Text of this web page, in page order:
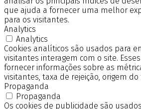
que ajuda a fornecer uma melhor
para os visitantes.
Analytics
Analytics
Cookies analíticos são usados para
visitantes interagem com o site.
fornecer informações sobre as
visitantes, taxa de rejeição, origem do
Propaganda
Propaganda
Os cookies de publicidade são